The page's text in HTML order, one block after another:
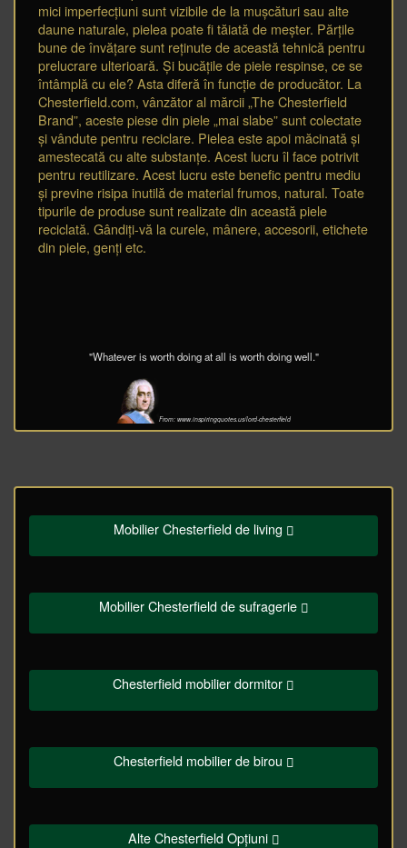
mici imperfecțiuni sunt vizibile de la mușcături sau alte
daune naturale, pielea poate fi tăiată de meșter. Părțile
bune de învățare sunt reținute de această tehnică pentru
prelucrare ulterioară. Și bucățile de piele respinse, ce se
întâmplă cu ele? Asta diferă în funcție de producător. La
Chesterfield.com, vânzător al mărcii „The Chesterfield
Brand”, aceste piese din piele „mai slabe” sunt colectate
și vândute pentru reciclare. Pielea este apoi măcinată și
amestecată cu alte substanțe. Acest lucru îl face potrivit
pentru reutilizare. Acest lucru este benefic pentru mediu
și previne risipa inutilă de material frumos, natural. Toate
tipurile de produse sunt realizate din această piele
reciclată. Gândiți-vă la curele, mânere, accesorii, etichete
din piele, genți etc.
"Whatever is worth doing at all is worth doing well."
From: www.inspiringquotes.us/lord-chesterfield
Mobilier Chesterfield de living
Mobilier Chesterfield de sufragerie
Chesterfield mobilier dormitor
Chesterfield mobilier de birou
Alte Chesterfield Opțiuni